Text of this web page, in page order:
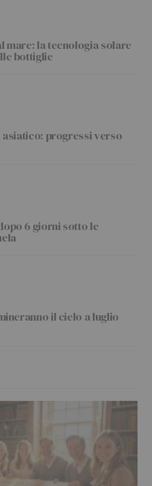
mare: la tecnologia solare
bottiglie
asiatico: progressi verso
6 giorni sotto le
il cielo a luglio